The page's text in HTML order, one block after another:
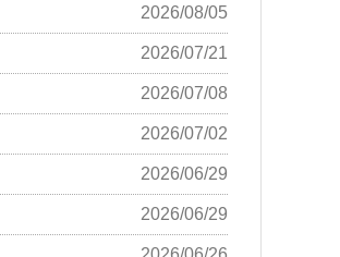
2026/08/05
2026/07/21
2026/07/08
2026/07/02
2026/06/29
2026/06/29